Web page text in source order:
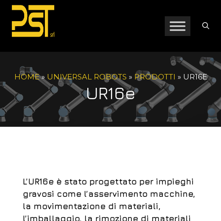
contenuto
HOME» UNIVERSAL ROBOTS » PRODOTTI » UR16E
UR16e
L’UR16e è stato progettato per impieghi
gravosi come l’asservimento macchine,
la movimentazione di materiali,
l’imballaggio, la rimozione di materiali